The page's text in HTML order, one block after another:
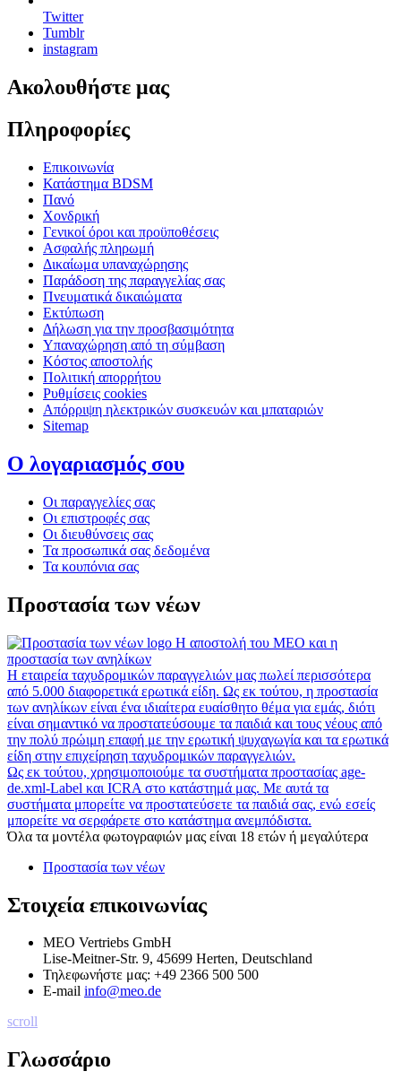
Twitter
Tumblr
instagram
Ακολουθήστε μας
Πληροφορίες
Επικοινωνία
Κατάστημα BDSM
Πανό
Χονδρική
Γενικοί όροι και προϋποθέσεις
Ασφαλής πληρωμή
Δικαίωμα υπαναχώρησης
Παράδοση της παραγγελίας σας
Πνευματικά δικαιώματα
Εκτύπωση
Δήλωση για την προσβασιμότητα
Υπαναχώρηση από τη σύμβαση
Κόστος αποστολής
Πολιτική απορρήτου
Ρυθμίσεις cookies
Απόρριψη ηλεκτρικών συσκευών και μπαταριών
Sitemap
Ο λογαριασμός σου
Οι παραγγελίες σας
Οι επιστροφές σας
Οι διευθύνσεις σας
Τα προσωπικά σας δεδομένα
Τα κουπόνια σας
Προστασία των νέων
Η αποστολή του MEO και η
προστασία των ανηλίκων
Η εταιρεία ταχυδρομικών παραγγελιών μας πωλεί περισσότερα
από 5.000 διαφορετικά ερωτικά είδη. Ως εκ τούτου, η προστασία
των ανηλίκων είναι ένα ιδιαίτερα ευαίσθητο θέμα για εμάς, διότι
είναι σημαντικό να προστατεύσουμε τα παιδιά και τους νέους από
την πολύ πρώιμη επαφή με την ερωτική ψυχαγωγία και τα ερωτικά
είδη στην επιχείρηση ταχυδρομικών παραγγελιών.
Ως εκ τούτου, χρησιμοποιούμε τα συστήματα προστασίας age-
de.xml-Label και ICRA στο κατάστημά μας. Με αυτά τα
συστήματα μπορείτε να προστατεύσετε τα παιδιά σας, ενώ εσείς
μπορείτε να σερφάρετε στο κατάστημα ανεμπόδιστα.
Όλα τα μοντέλα φωτογραφιών μας είναι 18 ετών ή μεγαλύτερα
Προστασία των νέων
Στοιχεία επικοινωνίας
MEO Vertriebs GmbH
Lise-Meitner-Str. 9, 45699 Herten, Deutschland
Τηλεφωνήστε μας: +49 2366 500 500
E-mail info@meo.de
scroll
Γλωσσάριο